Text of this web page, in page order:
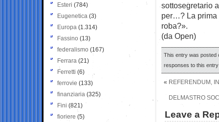
sottosegretario
per…? La prima
roba?».
(da Open)
This entry was posted
responses to this
« REFERENDUM,
DELMASTRO
Leave a
Esteri (784)
Eugenetica (3)
Europa (1.314)
Fassino (13)
federalismo (167)
Ferrara (21)
Ferretti (6)
ferrovie (133)
finanziaria (325)
Fini (821)
fioriere (5)